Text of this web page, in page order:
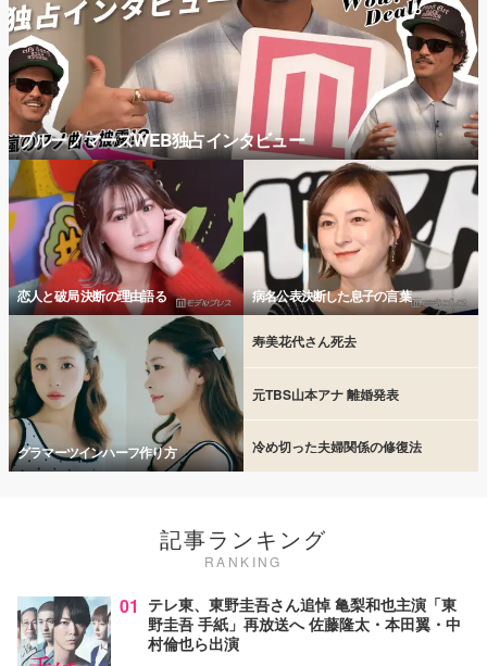
ブルーノマーズWEB独占インタビュー
恋人と破局 決断の理由語る 病名公表決断した息子の言葉
グラマーツインハーフ作り方
寿美花代さん死去
元TBS山本アナ 離婚発表
冷め切った夫婦関係の修復法
記事ランキング
RANKING
01 テレ東、東野圭吾さん追悼 亀梨和也主演「東
野圭吾 手紙」再放送へ 佐藤隆太・本田翼・中
村倫也ら出演